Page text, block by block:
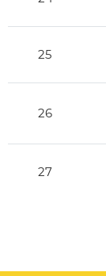
25
26
27